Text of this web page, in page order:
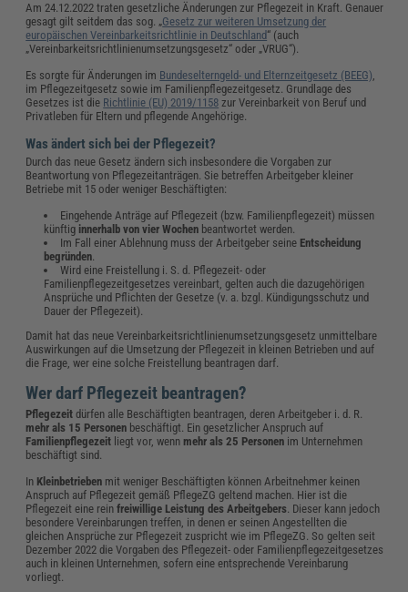
Am 24.12.2022 traten gesetzliche Änderungen zur Pflegezeit in Kraft. Genauer
gesagt gilt seitdem das sog. „Gesetz zur weiteren Umsetzung der
europäischen Vereinbarkeitsrichtlinie in Deutschland“ (auch
„Vereinbarkeitsrichtlinienumsetzungsgesetz“ oder „VRUG“).
Es sorgte für Änderungen im Bundeselterngeld- und Elternzeitgesetz (BEEG)
im Pflegezeitgesetz sowie im Familienpflegezeitgesetz. Grundlage des
Gesetzes ist die Richtlinie (EU) 2019/1158 zur Vereinbarkeit von Beruf und
Privatleben für Eltern und pflegende Angehörige.
Was ändert sich bei der Pflegezeit?
Durch das neue Gesetz ändern sich insbesondere die Vorgaben zur
Beantwortung von Pflegezeitanträgen. Sie betreffen Arbeitgeber kleiner
Betriebe mit 15 oder weniger Beschäftigten:
Eingehende Anträge auf Pflegezeit (bzw. Familienpflegezeit) müssen
künftig innerhalb von vier Wochen beantwortet werden.
Im Fall einer Ablehnung muss der Arbeitgeber seine Entscheidung
begründen
Wird eine Freistellung i. S. d. Pflegezeit- oder
Familienpflegezeitgesetzes vereinbart, gelten auch die dazugehörigen
Ansprüche und Pflichten der Gesetze (v. a. bzgl. Kündigungsschutz und
Dauer der Pflegezeit).
Damit hat das neue Vereinbarkeitsrichtlinienumsetzungsgesetz unmittelbare
Auswirkungen auf die Umsetzung der Pflegezeit in kleinen Betrieben und auf
die Frage, wer eine solche Freistellung beantragen darf.
Wer darf Pflegezeit beantragen?
Pflegezeit dürfen alle Beschäftigten beantragen, deren Arbeitgeber i. d. R.
mehr als 15 Personen beschäftigt. Ein gesetzlicher Anspruch auf
Familienpflegezeit liegt vor, wenn mehr als 25 Personen im Unternehmen
beschäftigt sind.
In Kleinbetrieben mit weniger Beschäftigten können Arbeitnehmer keinen
Anspruch auf Pflegezeit gemäß PflegeZG geltend machen. Hier ist die
Pflegezeit eine reinfreiwillige Leistung des Arbeitgebers. Dieser kann jedoch
besondere Vereinbarungen treffen, in denen er seinen Angestellten die
gleichen Ansprüche zur Pflegezeit zuspricht wie im PflegeZG. So gelten seit
Dezember 2022 die Vorgaben des Pflegezeit- oder Familienpflegezeitgesetzes
auch in kleinen Unternehmen, sofern eine entsprechende Vereinbarung
vorliegt.